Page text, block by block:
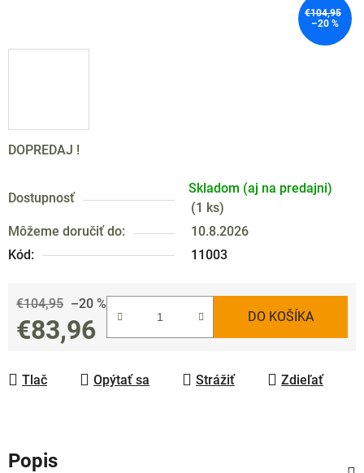
DOPREDAJ !
Dostupnosť
Skladom (aj na predajni)
(1 ks)
Môžeme doručiť do:
10.8.2026
Kód:
11003
€104,95 –20 %
€83,96 DO KOŠÍKA
Tlač Opýtať sa Strážiť Zdieľať
€104,95
–20 %
Popis